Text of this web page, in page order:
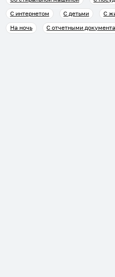
С интернетом
С детьми С
На ночь
С отчетными